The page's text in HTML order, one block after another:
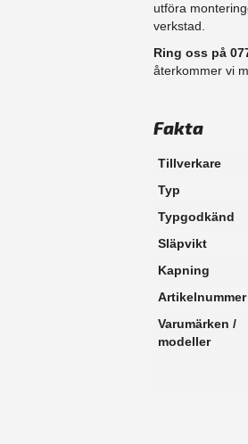
utföra
verkstad.
Ring oss på
återkommer vi
Fakta
Tillverkare
Typ
Typgodkänd
Släpvikt
Kapning
Artikelnummer
Varumärken /
modeller